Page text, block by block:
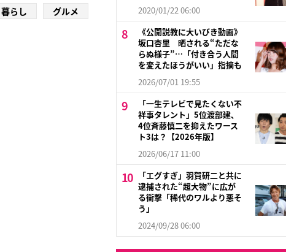
暮らし グルメ
2020/01/22 06:00
《公開説教に大いびき動画》
坂口杏里 晒される“ただな
らぬ様子”…「付き合う人間
を変えたほうがいい」指摘も
2026/07/01 19:55
「一生テレビで見たくない不
祥事タレント」5位渡部建、
4位斉藤慎二を抑えたワース
ト3は？【2026年版】
2026/06/17 11:00
「エグすぎ」羽賀研二と共に
逮捕された“超大物”に広が
る衝撃「稀代のワルより悪そ
う」
2024/09/28 06:00